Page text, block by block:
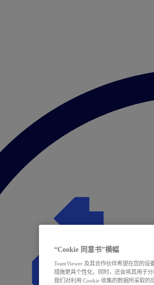
“Cookie 同意书”横幅
TeamViewer 及其合作伙伴希望在您的设
措施更具个性化，同时，还会将其用于
我们对利用 Cookie 收集的数据所采取